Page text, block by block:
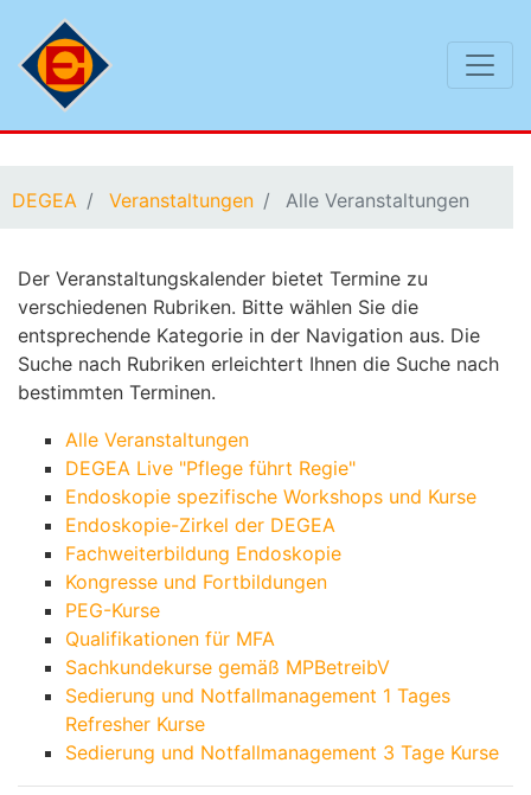
DEGEA Veranstaltungen Alle Veranstaltungen
Der Veranstaltungskalender bietet Termine zu
verschiedenen Rubriken. Bitte wählen Sie die
entsprechende Kategorie in der Navigation aus. Die
Suche nach Rubriken erleichtert Ihnen die Suche nach
bestimmten Terminen.
Alle Veranstaltungen
DEGEA Live "Pflege führt Regie"
Endoskopie spezifische Workshops und Kurse
Endoskopie-Zirkel der DEGEA
Fachweiterbildung Endoskopie
Kongresse und Fortbildungen
PEG-Kurse
Qualifikationen für MFA
Sachkundekurse gemäß MPBetreibV
Sedierung und Notfallmanagement 1 Tages
Refresher Kurse
Sedierung und Notfallmanagement 3 Tage Kurse